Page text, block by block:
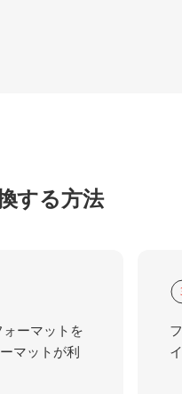
する方法
ーマットを
マットが利